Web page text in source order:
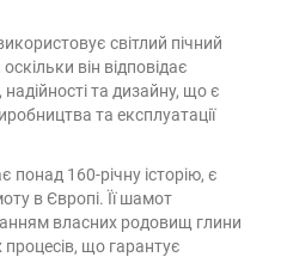
світлий пічний
він відповідає
та дизайну, що є
та експлуатації
160-річну історію, є
в Європі. Її шамот
власних родовищ глини
що гарантує